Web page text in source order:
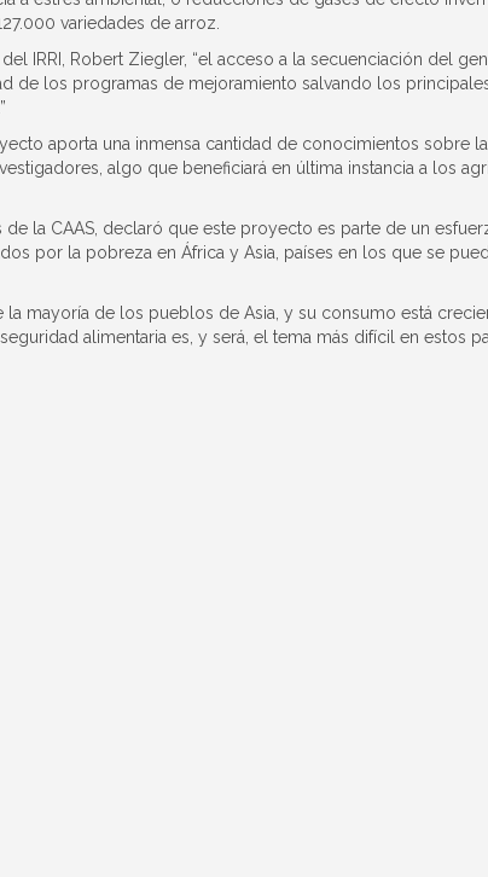
variedades de arroz.
IRRI, Robert Ziegler, “el acceso a la secuenciación del
de los programas de mejoramiento salvando los
aporta una inmensa cantidad de conocimientos sobre
algo que beneficiará en última instancia a los
la CAAS, declaró que este proyecto es parte de un
por la pobreza en África y Asia, países en los que se
la mayoría de los pueblos de Asia, y su consumo está
alimentaria es, y será, el tema más difícil en estos